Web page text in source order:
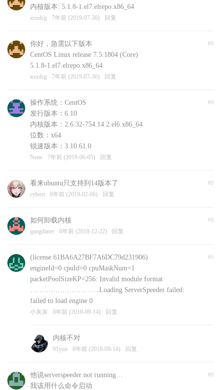
内核版本: 5.1.8-1.el7.elrepo.x86_64
icoolcg 7年前 (2019-07-30) 回复
#0
你好，急需以下版本
CentOS Linux release 7.5.1804 (Core)
5.1.8-1.el7.elrepo.x86_64
icoolcg 7年前 (2019-07-30) 回复
#0
操作系统：CentOS
发行版本：6.10
内核版本：2.6.32-754.14.2.el6.x86_64
位数：x64
锐速版本：3.10.61.0
Nene 7年前 (2019-06-05) 回复
#0
看来ubuntu只支持到14版本了
cybort 8年前 (2019-02-06) 回复
#0
如何卸载内核
gangdaner 8年前 (2018-12-22) 回复
#0
(license 61BA6A27BF7A6DC79d231906)
engineId=0 cpuId=0 cpuMaskNum=1
packetPoolSizeKP=256: Invalid module format
…………………………Loading ServerSpeeder failed:
failed to load engine 0
小灰灰 8年前 (2018-09-14) 回复
内核不对
91yun 8年前 (2018-09-14) 回复
#0
他说serverspeeder not running…
我该用什么命令启动